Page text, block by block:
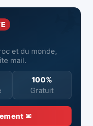
Marocaines
et du monde,
mail.
100%
Gratuit
✉